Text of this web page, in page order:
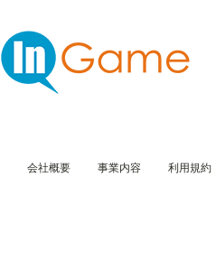
会社概要 事業内容 利用規約